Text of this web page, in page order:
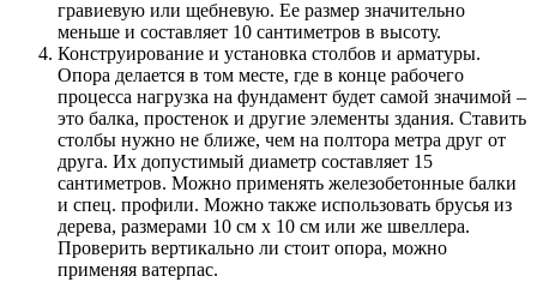
гравиевую или щебневую. Ее размер значительно
меньше и составляет 10 сантиметров в высоту.
Конструирование и установка столбов и арматуры.
Опора делается в том месте, где в конце рабочего
процесса нагрузка на фундамент будет самой значимой –
это балка, простенок и другие элементы здания. Ставить
столбы нужно не ближе, чем на полтора метра друг от
друга. Их допустимый диаметр составляет 15
сантиметров. Можно применять железобетонные балки
и спец. профили. Можно также использовать брусья из
дерева, размерами 10 см х 10 см или же швеллера.
Проверить вертикально ли стоит опора, можно
применяя ватерпас.